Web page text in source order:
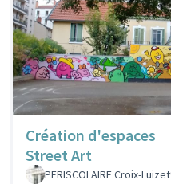
Création d'espaces
Street Art
PERISCOLAIRE Croix-Luizet